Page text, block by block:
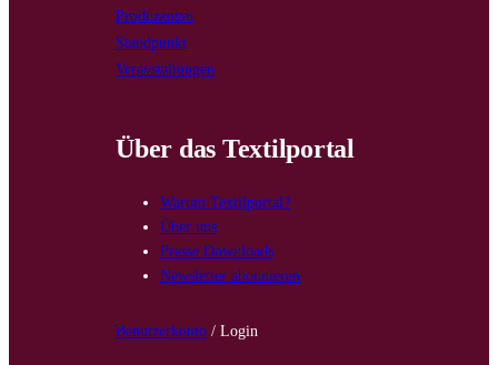
Produzenten
Standpunkt
Veranstaltungen
Über das Textilportal
Warum Textilportal?
Über uns
Presse Downloads
Newsletter abonnieren
Benutzerkonto / Login